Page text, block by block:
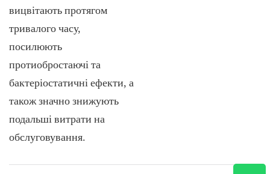
вицвітають протягом
тривалого часу,
посилюють
протиобростаючі та
бактеріостатичні ефекти, а
також значно знижують
подальші витрати на
обслуговування.